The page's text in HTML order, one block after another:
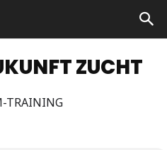
ZUCHT
TRAINING